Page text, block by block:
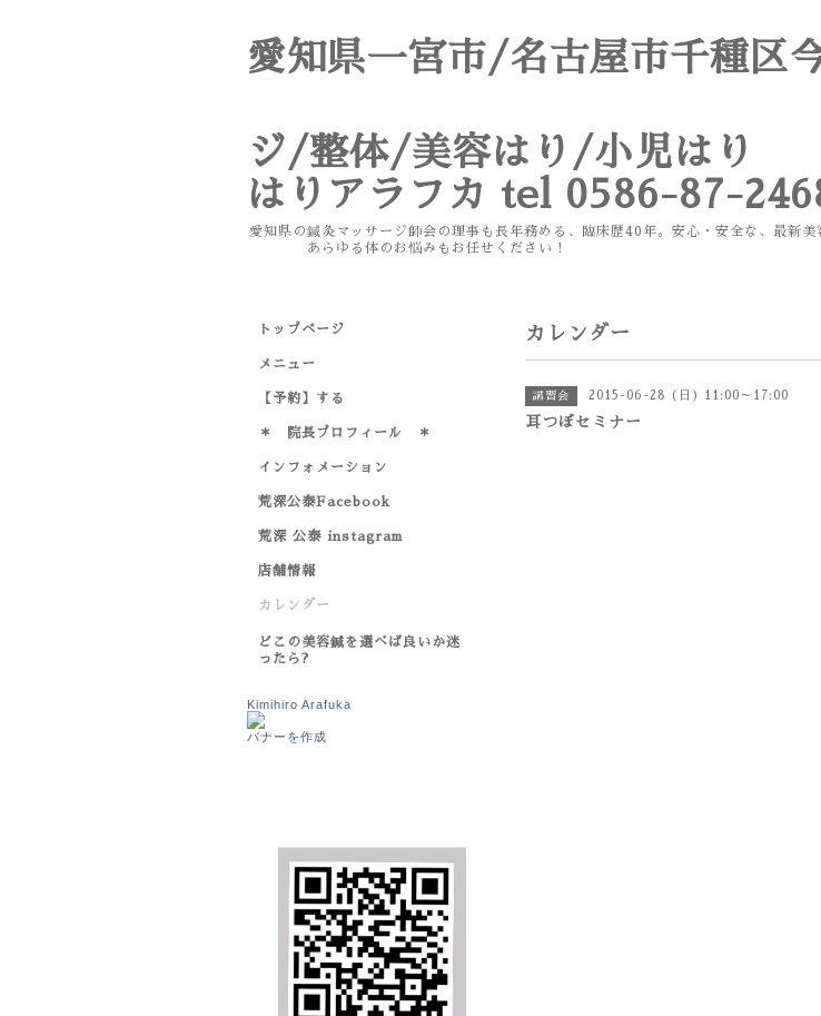
愛知県一宮市/名古屋市千種
鍼灸/マ
ジ/整体/美容はり/小児はり
はりアラフカ tel 0586-87-
愛知県の鍼灸マッサージ師会の理事も長年務める、臨床歴40年。安
あらゆる体のお悩みもお任せください！
カレンダー
講習会 2015-06-28 (日) 11:00～17:00
耳つぼセミナー
トップページ
メニュー
【予約】する
＊ 院長プロフィール ＊
インフォメーション
荒深公泰Facebook
荒深 公泰 instagram
店舗情報
カレンダー
どこの美容鍼を選べば良いか迷
ったら?
Kimihiro Arafuka
バナーを作成